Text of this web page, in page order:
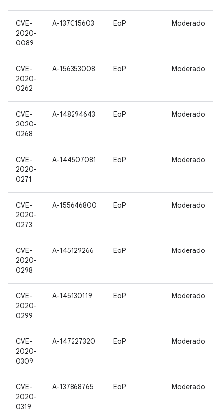
CVE-
2020-
0089
A-137015603 EoP Moderado
CVE-
2020-
0262
A-156353008 EoP Moderado
CVE-
2020-
0268
A-148294643 EoP Moderado
CVE-
2020-
0271
A-144507081 EoP Moderado
CVE-
2020-
0273
A-155646800 EoP Moderado
CVE-
2020-
0298
A-145129266 EoP Moderado
CVE-
2020-
0299
A-145130119 EoP Moderado
CVE-
2020-
0309
A-147227320 EoP Moderado
CVE-
2020-
0319
A-137868765 EoP Moderado